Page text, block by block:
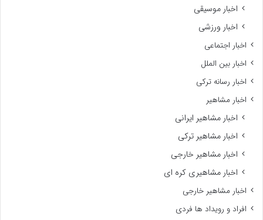
اخبار موسیقی
اخبار ورزشی
اخبار اجتماعی
اخبار بین الملل
اخبار رسانه ترکی
اخبار مشاهیر
اخبار مشاهیر ایرانی
اخبار مشاهیر ترکی
اخبار مشاهیر خارجی
اخبار مشاهیری کره ای
اخبار مشاهیر خارجی
افراد و رویداد ها فردی